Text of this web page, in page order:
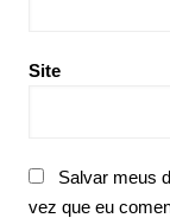
Site
Salvar meus
vez que eu